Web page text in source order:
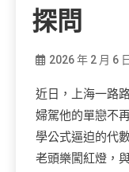
探問
2026 年 2 月 6 日
近日，上海一路
婦駕他的單戀不
學公式逼迫的代
老頭樂闖紅燈，